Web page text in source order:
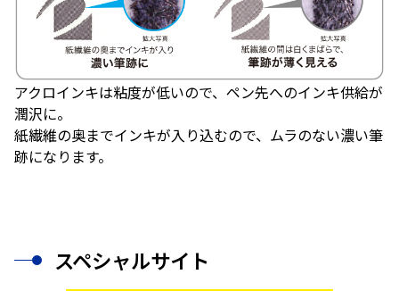
アクロインキは粘度が低いので、ペン先へのインキ供給が
潤沢に。
紙繊維の奥までインキが入り込むので、ムラのない濃い筆
跡になります。
スペシャルサイト